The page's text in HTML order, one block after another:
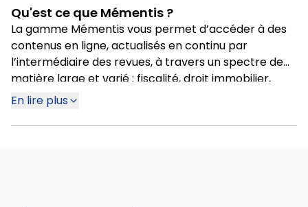
Qu'est ce que Mémentis ?
La gamme Mémentis vous permet d’accéder à des
contenus en ligne, actualisés en continu par
l’intermédiaire des revues, à travers un spectre de
matière large et varié : fiscalité, droit immobilier,
droit commercial ou encore réglementation sociale.
En lire plus